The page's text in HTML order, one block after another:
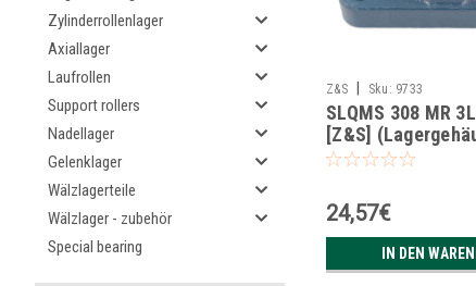
Zylinderrollenlager
Axiallager
Laufrollen
Support rollers
Nadellager
Gelenklager
Wälzlagerteile
Wälzlager - zubehör
Special bearing
Z&S Sku: 9733
SLQMS 308 MR
[Z&S]
24,57€
IN DEN